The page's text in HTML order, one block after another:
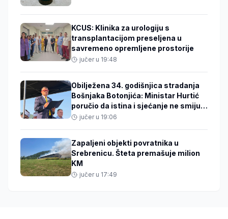
KCUS: Klinika za urologiju s
transplantacijom preseljena u
savremeno opremljene prostorije
jučer u 19:48
Obilježena 34. godišnjica stradanja
Bošnjaka Botonjića: Ministar Hurtić
poručio da istina i sjećanje ne smiju
izblijedjeti
jučer u 19:06
Zapaljeni objekti povratnika u
Srebrenicu. Šteta premašuje milion
KM
jučer u 17:49